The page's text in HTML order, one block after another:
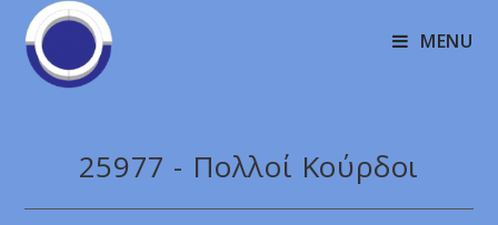
MENU
25977 - Πολλοί Κούρδοι